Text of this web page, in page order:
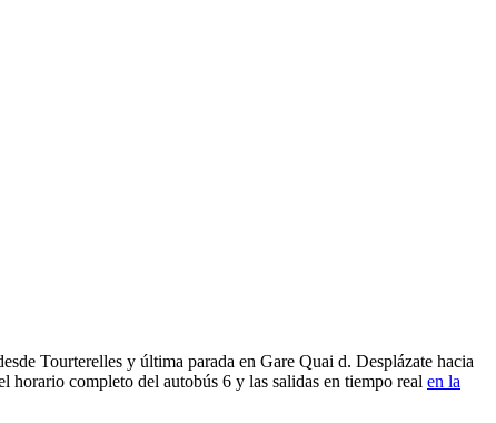
Tourterelles y última parada en Gare Quai d. Desplázate hacia
horario completo del autobús 6 y las salidas en tiempo real en la